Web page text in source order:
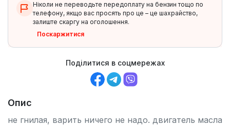
Ніколи не переводьте передоплату на бензин тощо по
телефону, якщо вас просять про це – це шахрайство,
залиште скаргу на оголошення.
Поскаржитися
Поділитися в соцмережах
Опис
не гнилая, варить ничего не надо. двигатель масла